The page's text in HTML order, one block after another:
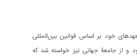
شد تا ضمن عمل به تعهدهای خود بر اساس قوانین بین‌المللی
و از جامعۀ جهانی نیز خواسته شد که